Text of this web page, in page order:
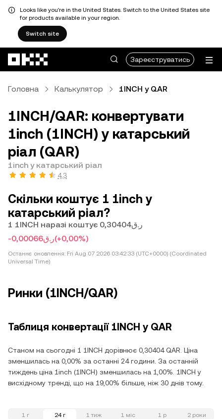
Looks like you're in the United States. Switch to the United States site
for products available in your region.
Switch site
Зареєструватись
Головна Калькулятор 1INCH у QAR
1INCH/QAR: конвертувати
1inch (1INCH) у катарський
ріал (QAR)
1inch у катарський ріал
4,3
Скільки коштує 1 1inch у
катарський ріал?
1 1INCH наразі коштує ر.ق0,30404
-ر.ق0,00066(+0,00%)
Останнє оновлення: Fri Aug 07 2026 03:42:33 (UTC+0000) (Coordinated
Universal Time)
Ринки (1INCH/QAR)
Таблиця конвертації 1INCH у QAR
Станом на сьогодні 1 1INCH дорівнює 0,30404 QAR. Ціна
зменшилась на 0,00% за останні 24 години. За останній
тиждень ціна 1inch (1INCH) зменшилась на 1,00%. 1INCH у
висхідному тренді, що на 19,00% більше, ніж 30 днів тому.
1 г 24 г 1 тиж 1 міс 1 р 2 роки